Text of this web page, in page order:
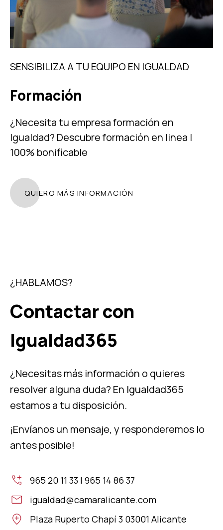
SENSIBILIZA A TU EQUIPO EN IGUALDAD
Formación
¿Necesita tu empresa formación en
Igualdad? Descubre formación en linea |
100% bonificable
QUIERO MÁS INFORMACIÓN
¿HABLAMOS?
Contactar con
Igualdad365
¿Necesitas más información o quieres
resolver alguna duda? En Igualdad365
estamos a tu disposición.
¡Envíanos un mensaje, y responderemos lo
antes posible!
965 20 11 33 | 965 14 86 37
igualdad@camaralicante.com
Plaza Ruperto Chapí 3 03001 Alicante